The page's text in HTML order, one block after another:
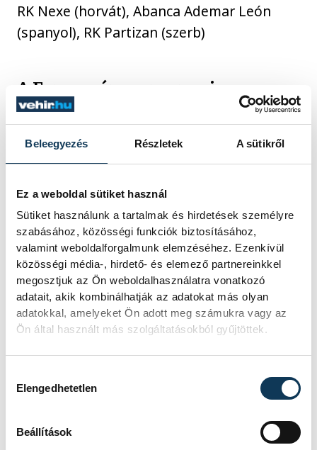
Beleegyezés Részletek A sütikről
Ez a weboldal sütiket használ
Sütiket használunk a tartalmak és hirdetések személyre
szabásához, közösségi funkciók biztosításához,
valamint weboldalforgalmunk elemzéséhez. Ezenkívül
közösségi média-, hirdető- és elemező partnereinkkel
megosztjuk az Ön weboldalhasználatra vonatkozó
adatait, akik kombinálhatják az adatokat más olyan
adatokkal, amelyeket Ön adott meg számukra vagy az
Ön által használt más szolgáltatásokból gyűjtöttek.
Elengedhetetlen
Beállítások
RK Nexe (horvát), Abanca Ademar León
(spanyol), RK Partizan (szerb)
A Ferencváros programja:
október 14., kedd:FTC-Green Collect -
HF Karlskrona
október 21., kedd:
Green Collect
november 11., kedd : FTC-Green
Collect - MT Melsungen
november 18., kedd: MT Melsungen -
FTC-Green Collect
november 25., kedd: HF Karlskrona -
FTC-Green Collect
december 2., kedd:FTC-Green Collect